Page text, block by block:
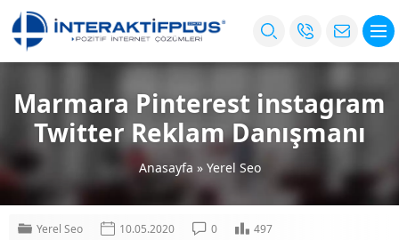
Marmara Pinterest instagram
Twitter Reklam Danışmanı
Anasayfa » Yerel Seo
Yerel Seo 10.05.2020 0 497